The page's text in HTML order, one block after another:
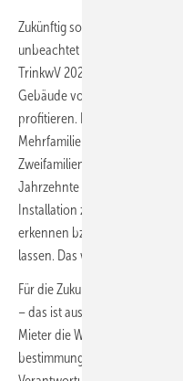
Zukünftig sollen häusliche
unbeachtet bleiben. Dies lässt
TrinkwV 2023 herausstellen.
Gebäude von der
profitieren. Doch in vielen
Mehrfamilienhäusern ist dies
Zweifamilienhäusern ganz zu
Jahrzehnte hinweg keine
Installation zu checken oder
erkennen bzw. die
lassen. Das will die TrinkwV
Für die Zukunft bedeutet das:
– das ist aus juristischer Sicht
Mieter die Wohnung und
bestimmungsgemäßen Betrieb